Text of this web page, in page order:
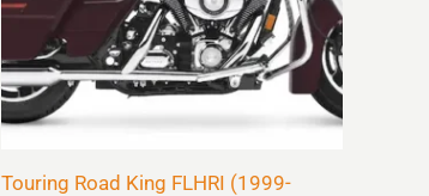
Touring Road King FLHRI (1999-